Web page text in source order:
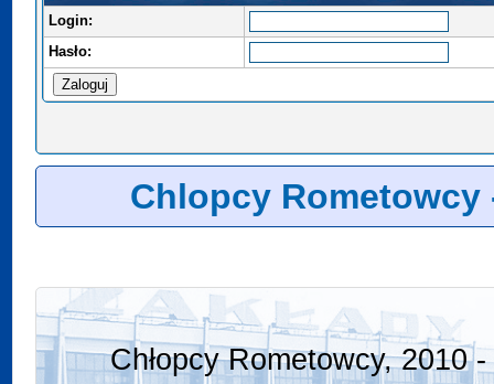
Login:
Hasło:
Chlopcy Rometowcy
Chłopcy Rometowcy, 2010